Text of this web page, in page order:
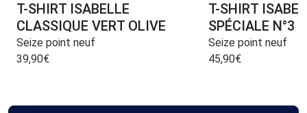
T-SHIRT ISABELLE
CLASSIQUE VERT OLIVE
Seize point neuf
39,90€
T-SHIRT
SPÉCIALE N°3
Seize point neuf
45,90€